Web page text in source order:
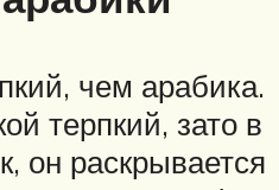
чем арабика.
терпкий, зато в
он раскрывается